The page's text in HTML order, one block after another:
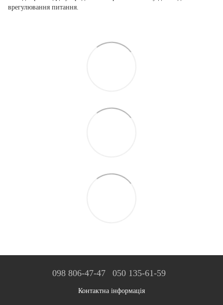
врегулювання питання.
098 806-47-47 050 135-61-59
Контактна інформація